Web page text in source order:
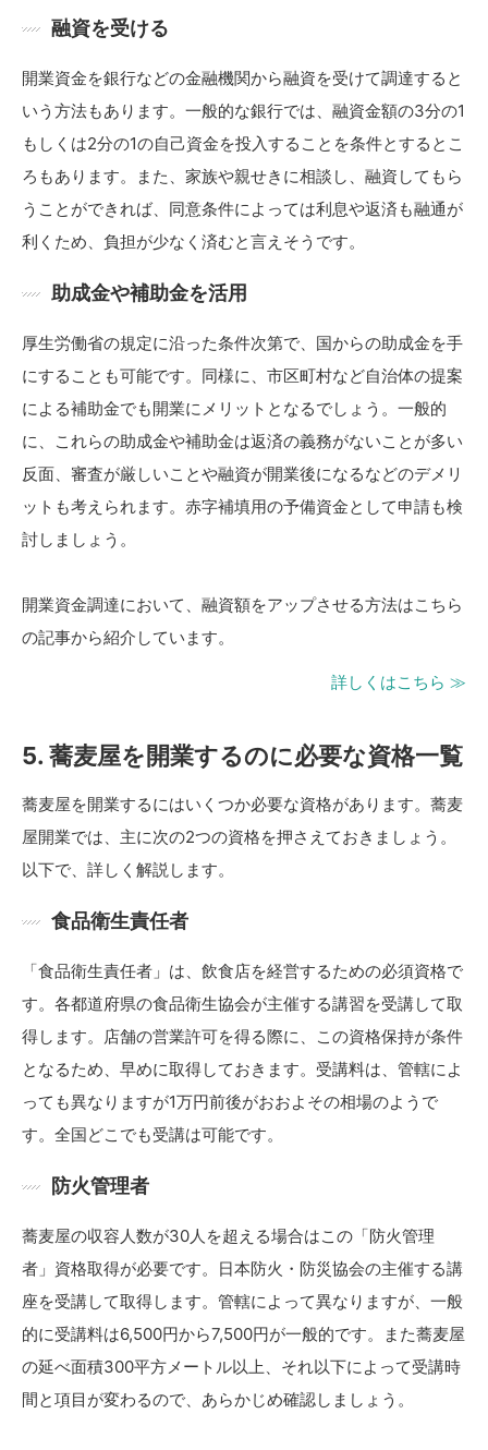
融資を受ける
開業資金を銀行などの金融機関から融資を受けて調達すると
いう方法もあります。一般的な銀行では、融資金額の3分の1
もしくは2分の1の自己資金を投入することを条件とするとこ
ろもあります。また、家族や親せきに相談し、融資してもら
うことができれば、同意条件によっては利息や返済も融通が
利くため、負担が少なく済むと言えそうです。
助成金や補助金を活用
厚生労働省の規定に沿った条件次第で、国からの助成金を手
にすることも可能です。同様に、市区町村など自治体の提案
による補助金でも開業にメリットとなるでしょう。一般的
に、これらの助成金や補助金は返済の義務がないことが多い
反面、審査が厳しいことや融資が開業後になるなどのデメリ
ットも考えられます。赤字補填用の予備資金として申請も検
討しましょう。
開業資金調達において、融資額をアップさせる方法はこちら
の記事から紹介しています。
詳しくはこちら ≫
5. 蕎麦屋を開業するのに必要な資格一覧
蕎麦屋を開業するにはいくつか必要な資格があります。蕎麦
屋開業では、主に次の2つの資格を押さえておきましょう。
以下で、詳しく解説します。
食品衛生責任者
「食品衛生責任者」は、飲食店を経営するための必須資格で
す。各都道府県の食品衛生協会が主催する講習を受講して取
得します。店舗の営業許可を得る際に、この資格保持が条件
となるため、早めに取得しておきます。受講料は、管轄によ
っても異なりますが1万円前後がおおよその相場のようで
す。全国どこでも受講は可能です。
防火管理者
蕎麦屋の収容人数が30人を超える場合はこの「防火管理
者」資格取得が必要です。日本防火・防災協会の主催する講
座を受講して取得します。管轄によって異なりますが、一般
的に受講料は6,500円から7,500円が一般的です。また蕎麦屋
の延べ面積300平方メートル以上、それ以下によって受講時
間と項目が変わるので、あらかじめ確認しましょう。